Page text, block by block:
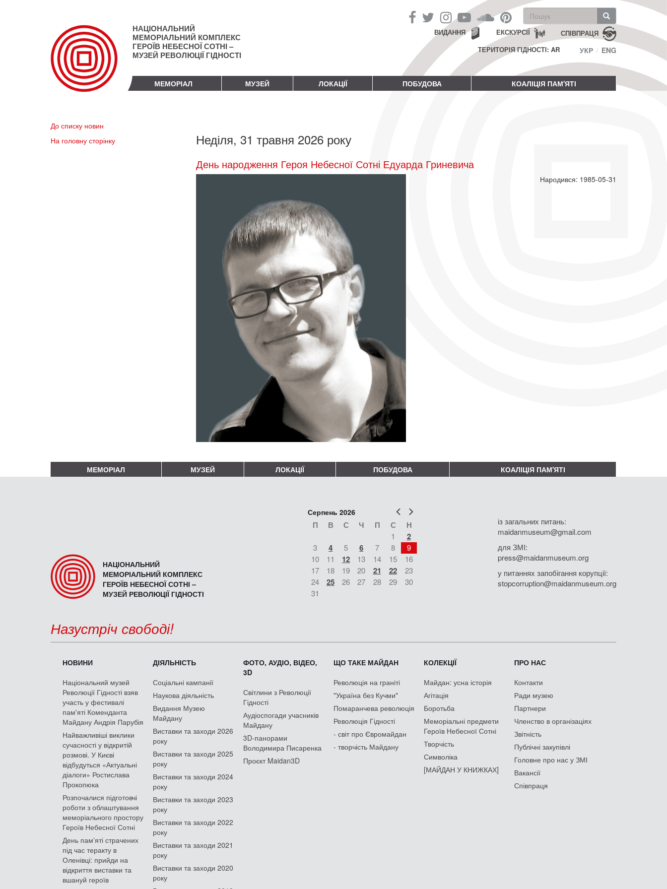
НАЦІОНАЛЬНИЙ
МЕМОРІАЛЬНИЙ КОМПЛЕКС
ГЕРОЇВ НЕБЕСНОЇ СОТНІ –
МУЗЕЙ РЕВОЛЮЦІЇ ГІДНОСТІ
Пошукова
форма
Пошук СПІВПРАЦЯ
ЕКСКУРСІЇ
ВИДАННЯ
ТЕРИТОРІЯ ГІДНОСТІ: AR
УКР ENG
МЕМОРІАЛ МУЗЕЙ ЛОКАЦІЇ ПОБУДОВА КОАЛІЦІЯ ПАМ'ЯТІ
До списку новин
На головну сторінку
Неділя, 31 травня 2026 року
День народження Героя Небесної Сотні Едуарда Гриневича
Народився: 1985-05-31
МЕМОРІАЛ МУЗЕЙ ЛОКАЦІЇ ПОБУДОВА КОАЛІЦІЯ ПАМ'ЯТІ
НАЦІОНАЛЬНИЙ
МЕМОРІАЛЬНИЙ КОМПЛЕКС
ГЕРОЇВ НЕБЕСНОЇ СОТНІ –
МУЗЕЙ РЕВОЛЮЦІЇ ГІДНОСТІ
Попер
Серпень 2026
П В С Ч П С Н
1 2
3 4 5 6 7 8
9
10
11 12 13 14 15
16
17
18 19 20 21 22
23
24
25 26 27 28 29
30
31
із загальних питань:
maidanmuseum@gmail.com
для ЗМІ:
press@maidanmuseum.org
у питаннях запобігання корупції:
stopcorruption@maidanmuseum.org
Назустріч свободі!
НОВИНИ
Національний музей
Революції Гідності взяв
участь у фестивалі
пам'яті Коменданта
Майдану Андрія Парубія
Найважливіші виклики
сучасності у відкритій
розмові. У Києві
відбудуться «Актуальні
діалоги» Ростислава
Прокопюка
Розпочалися підготовчі
роботи з облаштування
меморіального простору
Героїв Небесної Сотні
День памʼяті страчених
під час теракту в
Оленівці: прийди на
відкриття виставки та
вшануй героїв
ДІЯЛЬНІСТЬ
Соціальні кампанії
Наукова діяльність
Видання Музею
Майдану
Виставки та заходи 2026
року
Виставки та заходи 2025
року
Виставки та заходи 2024
року
Виставки та заходи 2023
року
Виставки та заходи 2022
року
Виставки та заходи 2021
року
Виставки та заходи 2020
року
ФОТО, АУДІО, ВІДЕО,
3D
Світлини з Революції
Гідності
Аудіоспогади учасників
Майдану
3D-панорами
Володимира Писаренка
Проєкт Maidan3D
ЩО ТАКЕ МАЙДАН
Революція на граніті
"Україна без Кучми"
Помаранчева революція
Революція Гідності
- світ про Євромайдан
- творчість Майдану
КОЛЕКЦІЇ
Майдан: усна історія
Агітація
Боротьба
Меморіальні предмети
Героїв Небесної Сотні
Творчість
Символіка
[МАЙДАН У КНИЖКАХ]
ПРО НАС
Контакти
Ради музею
Партнери
Членство в організаціях
Звітність
Публічні закупівлі
Головне про нас у ЗМІ
Вакансії
Співпраця